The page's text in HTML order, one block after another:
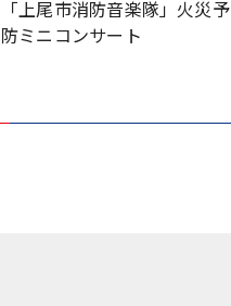
「上尾市消防音楽隊」火災予
防ミニコンサート